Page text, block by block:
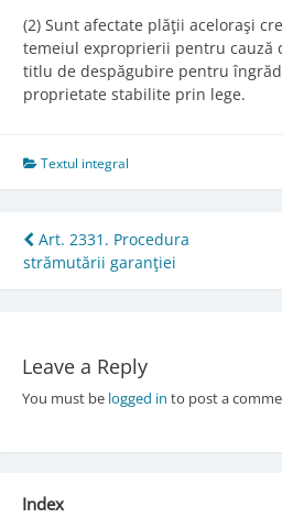
(2) Sunt afectate plăţii aceloraşi
temeiul exproprierii pentru cauză
titlu de despăgubire pentru
proprietate stabilite prin lege.
Textul integral
Post
navigation
Art. 2331. Procedura
strămutării garanţiei
Leave a Reply
You must be logged in to post a
Index